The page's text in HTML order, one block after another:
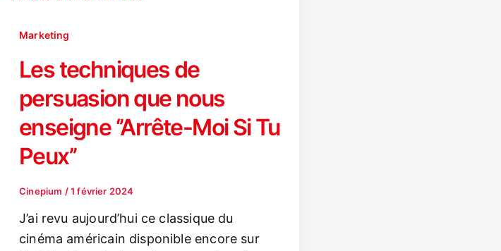
Marketing
Les techniques de
persuasion que nous
enseigne ‘’Arrête-Moi Si Tu
Peux’’
Cinepium /1 février 2024
J’ai revu aujourd’hui ce classique du
cinéma américain disponible encore sur